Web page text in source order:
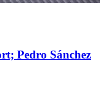
Pedro Sánchez